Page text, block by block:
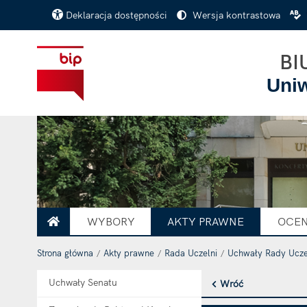
Deklaracja dostępności Wersja kontrastowa
WYBORY AKTY PRAWNE
Strona główna Akty prawne Rada Uczelni Uchwały Rady
Uchwały Senatu Wróć